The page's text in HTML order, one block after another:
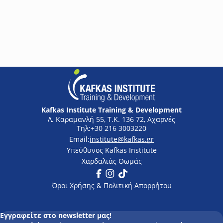
Kafkas Institute Training & Development
Λ. Καραμανλή 55, Τ.Κ. 136 72, Αχαρνές
+30 216 3003220
institute@kafkas.gr
Υπεύθυνος Kafkas Institute
Χαρδαλιάς Θωμάς
Facebook
Instagram
Tik Tok
Όροι Χρήσης & Πολιτική Απορρήτου
Εγγραφείτε στο newsletter μας!